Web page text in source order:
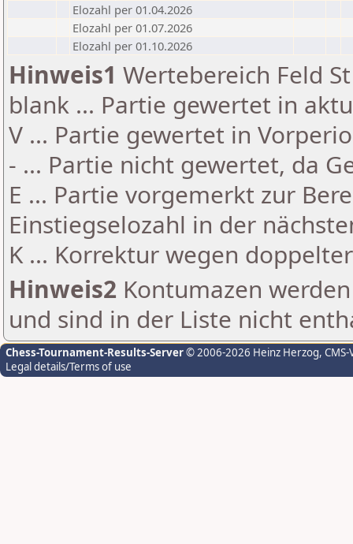
Elozahl per 01.04.2026
Elozahl per 01.07.2026
Elozahl per 01.10.2026
Hinweis1 Wertebereich Feld
blank ... Partie gewertet in
V ... Partie gewertet in
- ... Partie nicht gewertet, da
E ... Partie vorgemerkt zur
Einstiegselozahl in der
K ... Korrektur wegen
Hinweis2 Kontumazen
und sind in der Liste nicht
Chess-Tournament-Results-Server© 2006-2026 Heinz Herzog,
Legal details/Terms of use